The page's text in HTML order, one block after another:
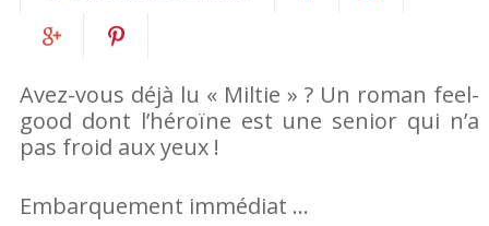
sur
Facebook
sur it
Avez-vous déjà lu « Miltie » ? Un roman feel-
good dont l’héroïne est une senior qui n’a
pas froid aux yeux !
Embarquement immédiat …